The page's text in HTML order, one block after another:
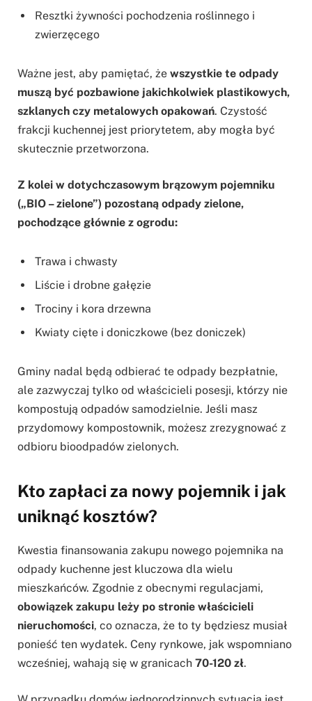
Resztki żywności pochodzenia roślinnego i
zwierzęcego
Ważne jest, aby pamiętać, że wszystkie te odpady
muszą być pozbawione jakichkolwiek plastikowych,
szklanych czy metalowych opakowań. Czystość
frakcji kuchennej jest priorytetem, aby mogła być
skutecznie przetworzona.
Z kolei w dotychczasowym brązowym pojemniku
(„BIO – zielone”) pozostaną odpady zielone,
pochodzące głównie z ogrodu:
Trawa i chwasty
Liście i drobne gałęzie
Trociny i kora drzewna
Kwiaty cięte i doniczkowe (bez doniczek)
Gminy nadal będą odbierać te odpady bezpłatnie,
ale zazwyczaj tylko od właścicieli posesji, którzy nie
kompostują odpadów samodzielnie. Jeśli masz
przydomowy kompostownik, możesz zrezygnować z
odbioru bioodpadów zielonych.
Kto zapłaci za nowy pojemnik i jak
uniknąć kosztów?
Kwestia finansowania zakupu nowego pojemnika na
odpady kuchenne jest kluczowa dla wielu
mieszkańców. Zgodnie z obecnymi regulacjami,
obowiązek zakupu leży po stronie właścicieli
nieruchomości, co oznacza, że to ty będziesz musiał
ponieść ten wydatek. Ceny rynkowe, jak wspomniano
wcześniej, wahają się w granicach 70-120 zł.